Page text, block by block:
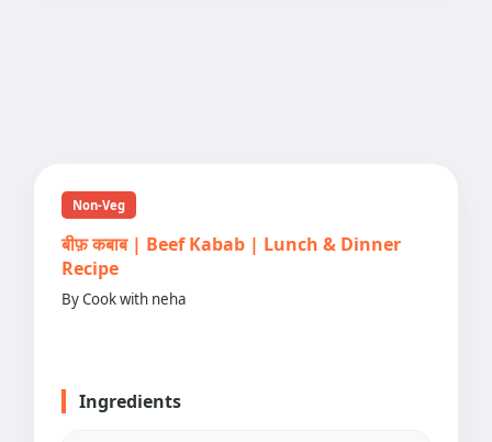
Non-Veg
बीफ़ कबाब | Beef Kabab | Lunch & Dinner
Recipe
By Cook with neha
Ingredients